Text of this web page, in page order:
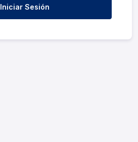
Iniciar Sesión